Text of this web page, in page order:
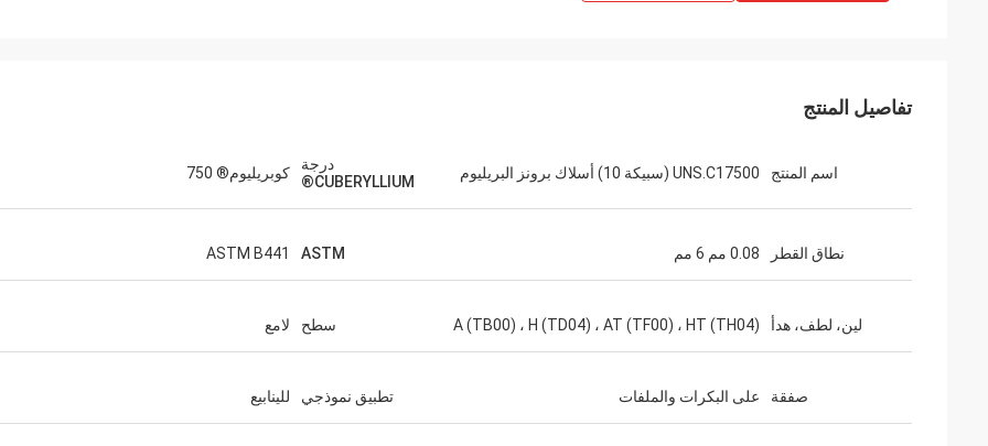
تفاصيل المنتج
اسم المنتج UNS.C17500 (سبيكة 10) أسلاك برونز البريليوم
درجة
CUBERYLLIUM®
كوبريليوم® 750
نطاق القطر 0.08 مم 6 مم ASTM
ASTM B441
لين، لطف، هدأ A (TB00) ، H (TD04) ، AT (TF00) ، HT (TH04) سطح لامع
صفقة على البكرات والملفات تطبيق نموذجي للينابيع